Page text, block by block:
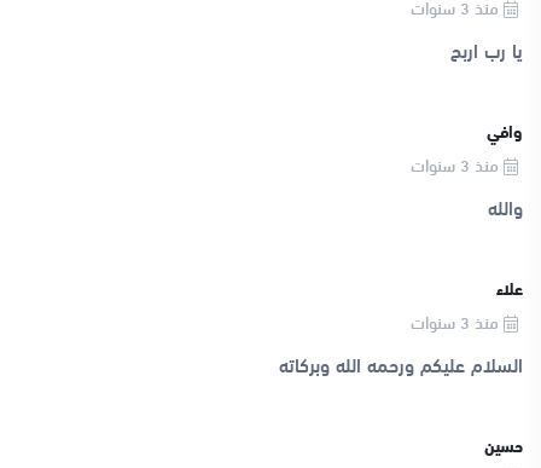
منذ 3 سنوات
يا رب اربح
وافي
منذ 3 سنوات
والله
علاء
منذ 3 سنوات
السلام عليكم ورحمه الله وبركاته
حسين